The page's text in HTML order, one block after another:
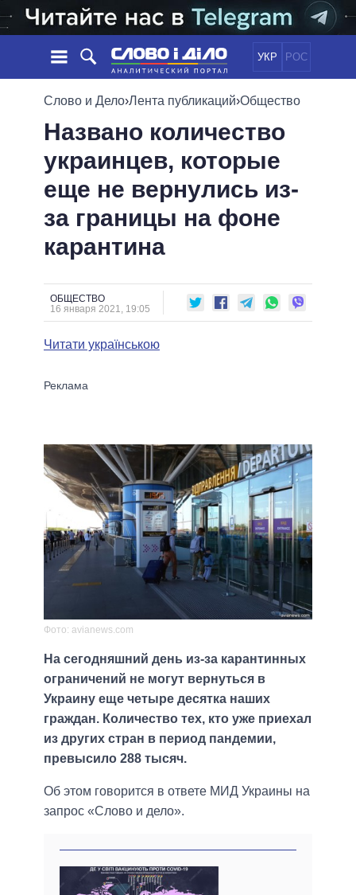
УКР РОС
НОВОСТИ
ЛЕНТА
СОБЫТИЯ
СТАТЬИ
МНЕНИЯ
ОБЗОРЫ
ДАЙДЖЕСТЫ
ПОЛИТИКА
ЭКОНОМИКА
ОБЩЕСТВО
МИР
ОБЕЩАНИЯ
ПОЛИТИКИ
ВСЕ ПОЛИТИКИ
ПРЕЗИДЕНТ И ОФИС
ВЕРХОВНАЯ РАДА
ГЛАВЫ ОБЛАДМИНИСТРАЦИЙ
МЭРЫ
ВСЕ ПЕРСОНЫ
ИНФОГРАФИКА
ВИДЕО
СРАВНЕНИЕ ПОЛИТИКОВ
Слово и Дело›Лента публикаций›Общество
Названо количество
украинцев, которые
еще не вернулись из-
за границы на фоне
карантина
ОБЩЕСТВО
16 января 2021, 19:05
Читати українською
Фото: avianews.com
На сегодняшний день из-за карантинных
ограничений не могут вернуться в
Украину еще четыре десятка наших
граждан. Количество тех, кто уже приехал
из других стран в период пандемии,
превысило 288 тысяч.
Об этом говорится в ответе МИД Украины на
запрос «Слово и дело».